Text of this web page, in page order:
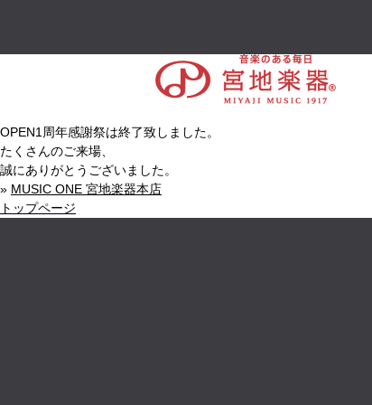
OPEN1周年感謝祭は終了致しました。
たくさんのご来場、
誠にありがとうございました。
» MUSIC ONE 宮地楽器本店
トップページ